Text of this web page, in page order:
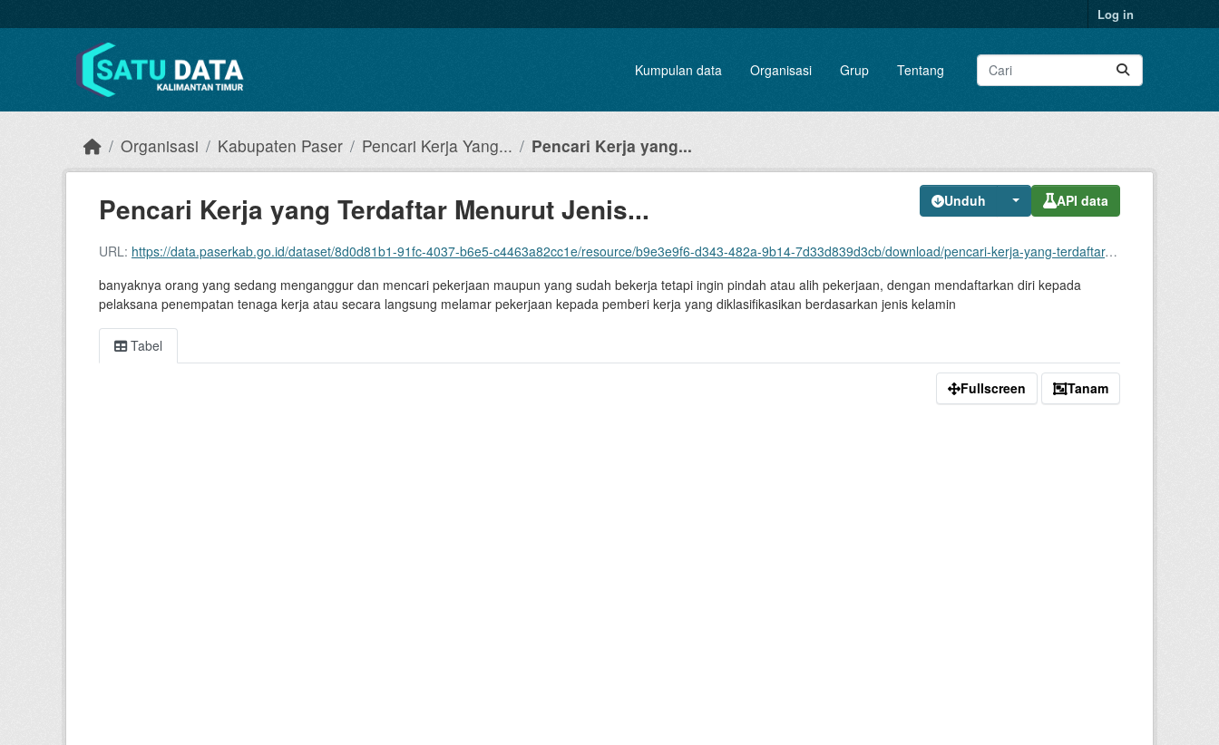
Log in
Kumpulan data Organisasi Grup Tentang
Organisasi Kabupaten Paser Pencari Kerja Yang... Pencari Kerja yang...
Unduh API data
Pencari Kerja yang Terdaftar Menurut Jenis...
URL: https://data.paserkab.go.id/dataset/8d0d81b1-91fc-4037-b6e5-c4463a82cc1e/resource/b9e3e9f6-d343-482a-9b14-7d33d839d3cb/download/pencari-kerja-yang-terdaftar-menurut-jenis-kelamin-tahun-2022-2024-1.xls
banyaknya orang yang sedang menganggur dan mencari pekerjaan maupun yang sudah bekerja tetapi ingin pindah atau alih pekerjaan, dengan mendaftarkan diri kepada
pelaksana penempatan tenaga kerja atau secara langsung melamar pekerjaan kepada pemberi kerja yang diklasifikasikan berdasarkan jenis kelamin
Tabel
Fullscreen Tanam